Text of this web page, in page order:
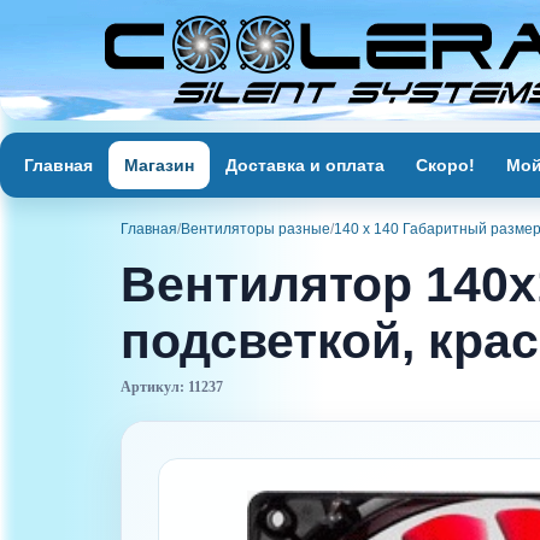
Главная Магазин Доставка и оплата Скоро!
Главная/Вентиляторы разные/140 x 140 Габаритный размер
Вентилятор
подсветкой,
Артикул: 11237